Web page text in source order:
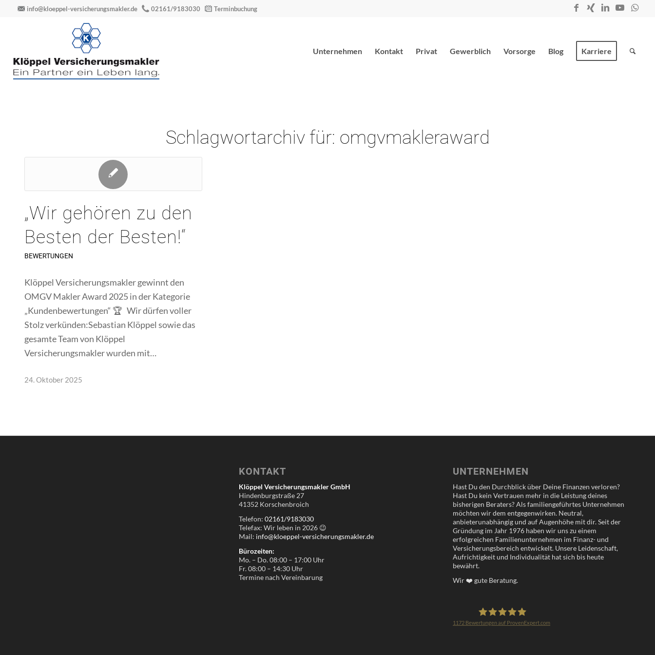
info@kloeppel-versicherungsmakler.de 02161/9183030 Terminbuchung
Unternehmen Kontakt Privat Gewerblich Vorsorge Blog Karriere
Schlagwortarchiv für: omgvmakleraward
„Wir gehören zu den
Besten der Besten!“
BEWERTUNGEN
Klöppel Versicherungsmakler gewinnt den
OMGV Makler Award 2025 in der Kategorie
„Kundenbewertungen“ 🏆 Wir dürfen voller
Stolz verkünden:Sebastian Klöppel sowie das
gesamte Team von Klöppel
Versicherungsmakler wurden mit…
24. Oktober 2025
KONTAKT
Klöppel Versicherungsmakler GmbH
Hindenburgstraße 27
41352 Korschenbroich
Telefon: 02161/9183030
Telefax: Wir leben in 2026 😉
Mail: info@kloeppel-versicherungsmakler.de
Bürozeiten:
Mo. – Do. 08:00 – 17:00 Uhr
Fr. 08:00 – 14:30 Uhr
Termine nach Vereinbarung
UNTERNEHMEN
Hast Du den Durchblick über Deine Finanzen verloren?
Hast Du kein Vertrauen mehr in die Leistung deines
bisherigen Beraters? Als familiengeführtes Unternehmen
möchten wir dem entgegenwirken. Neutral,
anbieterunabhängig und auf Augenhöhe mit dir. Seit der
Gründung im Jahr 1976 haben wir uns zu einem
erfolgreichen Familienunternehmen im Finanz- und
Versicherungsbereich entwickelt. Unsere Leidenschaft,
Aufrichtigkeit und Individualität hat sich bis heute
bewährt.
Wir❤️ gute Beratung.
1172 Bewertungen auf ProvenExpert.com